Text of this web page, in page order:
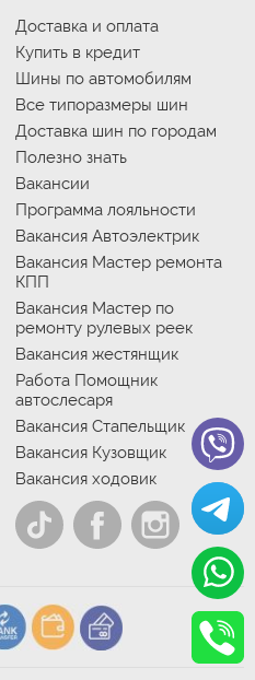
Доставка и оплата
Купить в кредит
Шины по автомобилям
Все типоразмеры шин
Доставка шин по городам
Полезно знать
Вакансии
Программа лояльности
Вакансия Автоэлектрик
Вакансия Мастер ремонта
КПП
Вакансия Мастер по
ремонту рулевых реек
Вакансия жестянщик
Работа Помощник
автослесаря
Вакансия Стапельщик
Вакансия Кузовщик
Вакансия ходовик